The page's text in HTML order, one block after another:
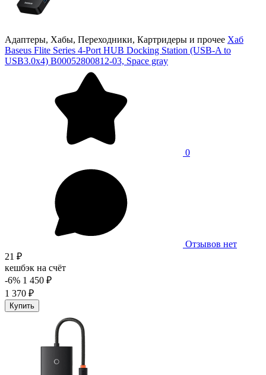
Адаптеры, Хабы, Переходники, Картридеры и прочее Хаб
Baseus Flite Series 4-Port HUB Docking Station (USB-A to
USB3.0x4) B00052800812-03, Space gray
0
Отзывов нет
21 ₽
кешбэк на счёт
-6% 1 450 ₽
1 370 ₽
Купить